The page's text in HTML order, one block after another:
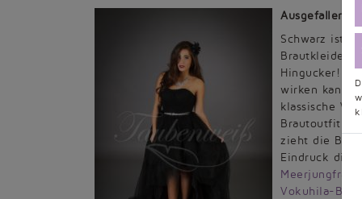
Ausgefallen in
Schwarz ist
Brautkleider
Hingucker!
wirken kann.
klassische
Brautoutfit
zieht die
Eindruck die
Vokuhila-